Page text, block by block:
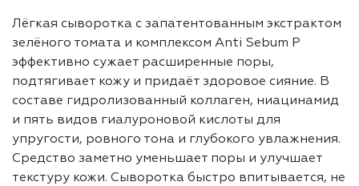
Лёгкая сыворотка с запатентованным экстрактом
зелёного томата и комплексом Anti Sebum P
эффективно сужает расширенные поры,
подтягивает кожу и придаёт здоровое сияние. В
составе гидролизованный коллаген, ниацинамид
и пять видов гиалуроновой кислоты для
упругости, ровного тона и глубокого увлажнения.
Средство заметно уменьшает поры и улучшает
текстуру кожи. Сыворотка быстро впитывается, не